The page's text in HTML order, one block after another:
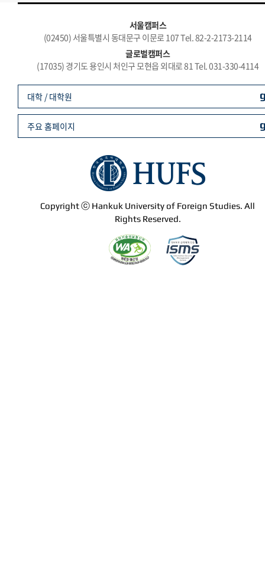
서울캠퍼스
(02450) 서울특별시 동대문구 이문로 107 Tel. 82-2-2173-2114
글로벌캠퍼스
(17035) 경기도 용인시 처인구 모현읍 외대로 81 Tel. 031-330-4114
Copyright ⓒ Hankuk University of Foreign Studies. All
Rights Reserved.
대학 / 대학원
주요 홈페이지